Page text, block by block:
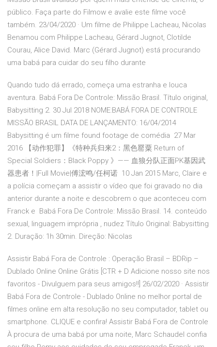
público. Faça parte do Filmow e avalie este filme você
também. 23/04/2020 · Um filme de Philippe Lacheau, Nicolas
Benamou com Philippe Lacheau, Gérard Jugnot, Clotilde
Courau, Alice David. Marc (Gérard Jugnot) está procurando
uma babá para cuidar do seu filho durante
Quando tudo dá errado, começa uma estranha e louca
aventura. Babá Fora De Controle: Missão Brasil. Título original,
Babysitting 2. 30 Jul 2018 NOME:BABÁ FORA DE CONTROLE
MISSÃO BRASIL DATA DE LANÇAMENTO: 16/04/2014
Babysitting é um filme found footage de comédia 27 Mar
2016 【动作犯罪】《特种兵归来2：黑色罂粟 Return of
Special Soldiers：Black Poppy 》—— 血狼分队正面PK基因武
器患者！|Full Movie|傅浤鸣/任柯诺 10 Jan 2015 Marc, Claire e
a polícia começam a assistir o vídeo que foi gravado no dia
anterior durante a noite e descobrem o que aconteceu com
Franck e Babá Fora De Controle: Missão Brasil. 14. conteúdo
sexual, linguagem imprópria , nudez Título Original: Babysitting
2. Duração: 1h 30min. Direção: Nicolas
Assistir Babá Fora de Controle : Operação Brasil – BDRip –
Dublado Online Online Grátis [CTR + D Adicione nosso site nos
favoritos - Divulguem para seus amigos!!] 26/02/2020 · Assistir
Babá Fora de Controle - Dublado Online no melhor portal de
filmes online em alta resolução no seu computador, tablet ou
smartphone. CLIQUE e confira! Assistir Babá Fora de Controle
À procura de uma babá por uma noite, Marc Schaudel confia